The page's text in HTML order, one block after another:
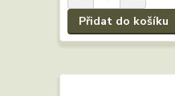
Přidat do košíku